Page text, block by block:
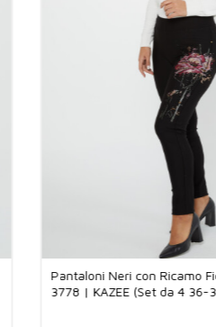
Pantaloni
resistenza
Realizzati in
offrono
sua struttura
duraturo e
la tua
essere
moderno, ti
che quotidiani.
Kazee offre
all'ingrosso.
raffinatezza
tessuti
boutique
italiana in un
●Grazie per
Pantaloni Neri con Ricamo
3778 | KAZEE (Set da 4